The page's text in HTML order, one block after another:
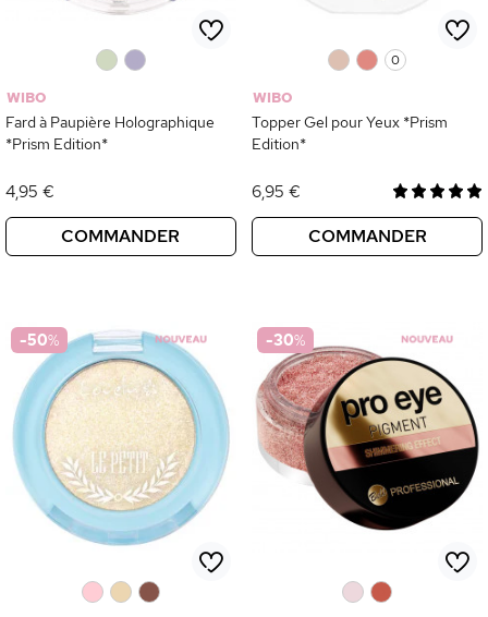
WIBO
Fard à Paupière Holographique
*Prism Edition*
4,95 €
COMMANDER
0
WIBO
Topper Gel pour Yeux *Prism
Edition*
6,95 €
COMMANDER
-50% -30%